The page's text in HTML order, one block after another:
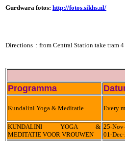
Gurdwara fotos: http://fotos.sikhs.nl/
Directions : from Central Station take tram
Programma
Kundalini Yoga & Meditatie Every
KUNDALINI YOGA &
MEDITATIE VOOR VROUWEN
25-
01-